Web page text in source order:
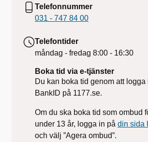
Telefonnummer
031 - 747 84 00
Telefontider
måndag - fredag 8:00 - 16:30
Boka tid via e-tjänster
Du kan boka tid genom att logga
BankID på 1177.se.
Om du ska boka tid som ombud
under 13 år, logga in på din sida
och välj ”Agera ombud”.